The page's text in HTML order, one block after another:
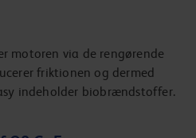
motoren via de rengørende
friktionen og dermed
indeholder biobrændstoffer.